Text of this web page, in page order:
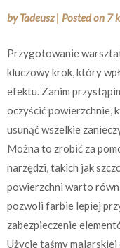
byTadeusz | Posted on 7
Przygotowanie
kluczowy krok, który
efektu. Zanim
oczyścić powierzchnie,
usunąć wszelkie
Można to zrobić za
narzędzi, takich jak
powierzchni warto
pozwoli farbie lepiej
zabezpieczenie
Użycie taśmy